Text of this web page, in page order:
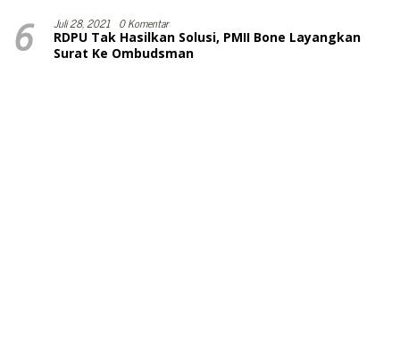
6 Juli 28, 2021 0 Komentar
RDPU Tak Hasilkan Solusi, PMII Bone Layangkan
Surat Ke Ombudsman